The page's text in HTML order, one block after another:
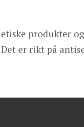
produkter
er rikt på